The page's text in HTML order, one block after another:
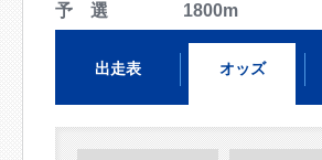
予 選 1800m
出走表 オッズ